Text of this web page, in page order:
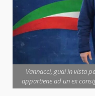
Vannacci, guai in vista
appartiene ad un ex